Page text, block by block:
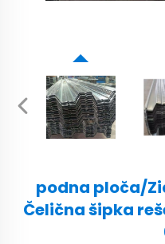
podna ploča/
Čelična šipka